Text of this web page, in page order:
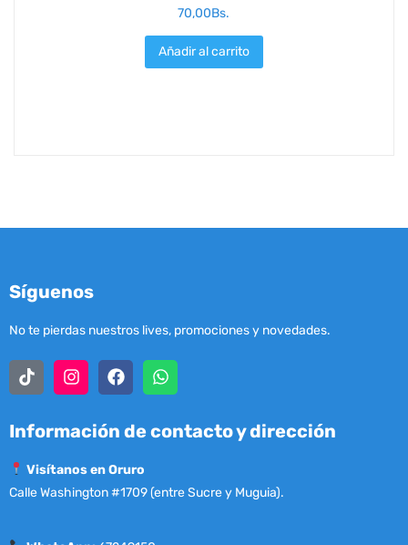
70,00Bs.
Añadir al carrito
Síguenos
No te pierdas nuestros lives, promociones y novedades.
Información de contacto y dirección
Visítanos en Oruro
Calle Washington #1709 (entre Sucre y Muguia).